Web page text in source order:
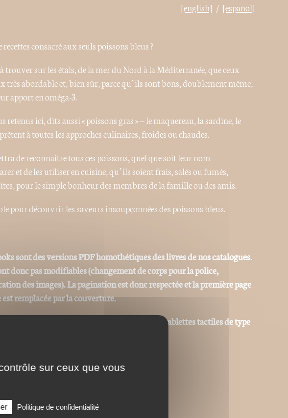
[english] [español]
consacré aux seuls poissons bleus ?
trouver sur les étals, de la mer du Nord à la Méditerranée, que ceux
très abordable et, bien sûr, parce qu’ils sont bons, doublement même,
apport en oméga-3.
retenus ici, dits aussi « poissons gras » – le maquereau, la sardine, le
à toutes les approches culinaires, froides ou chaudes.
de reconnaître tous ces poissons, quel que soit leur nom
et de les utiliser en cuisine, qu’ils soient frais, salés ou fumés,
pour le simple bonheur des membres de la famille ou des amis.
pour découvrir les saveurs insoupçonnées des poissons bleus.
sont des versions PDF homothétiques des livres de nos catalogues.
donc pas modifiables (changement de corps pour la police,
des images). La pagination est donc respectée et la première page
remplacée par la couverture.
le logiciel Acrobat © sur des ordinateurs ou tablettes tactiles de type
sur ceux que vous
Politique de confidentialité